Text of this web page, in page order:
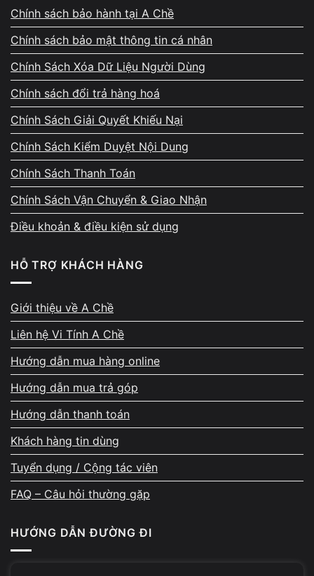
không nhận thiết bị ngoại vi dù driver vẫn đầy đủ.
MÁY LÊN NGUỒN NHƯNG KHÔNG HIỂN THỊ
HÌNH ẢNH
Quạt quay, đèn sáng nhưng
màn hình trong và ngoài đều không có tín hiệu
người nhầm với lỗi VGA, nhưng
chipset cũng là nguyên nhân phổ biến
NGUYÊN NHÂN NÀO KHIẾN CHIPSET
Có nhiều
quan đến
nhiệt độ, nguồn điện và điều kiện sử dụng lâu dài
LAPTOP QUÁ NHIỆT TRONG THỜI GIAN DÀI
Nhiệt độ cao kéo dài làm
mối hàn BGA dưới chipset xuống cấp
hoặc nứt mạch.
Chính sách bảo hành tại A Chề
Chính sách bảo mật thông tin cá nhân
Chính Sách Xóa Dữ Liệu Người Dùng
Chính sách đổi trả hàng hoá
Chính Sách Giải Quyết Khiếu Nại
Chính Sách Kiểm Duyệt Nội Dung
Chính Sách Thanh Toán
Chính Sách Vận Chuyển & Giao Nhận
Điều khoản & điều kiện sử dụng
HỖ TRỢ KHÁCH HÀNG
Giới thiệu về A Chề
Liên hệ Vi Tính A Chề
Hướng dẫn mua hàng online
Hướng dẫn mua trả góp
Hướng dẫn thanh toán
Khách hàng tin dùng
Tuyển dụng / Cộng tác viên
FAQ – Câu hỏi thường gặp
HƯỚNG DẪN ĐƯỜNG ĐI